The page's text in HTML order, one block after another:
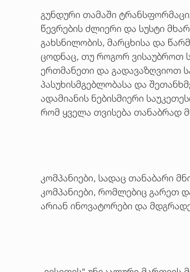
გუნდური თამაში
წევრების ძლიერი და სუსტი
გახსნილობის, მარცხისა და
ცოდნაც, თუ როგორ ვისაუბროთ
ერთმანეთი და გადავაზღვიოთ
პასუხისმგებლობასა და
ადამიანის ნებისმიერი
რომ ყველა თვისება თანაბრად
კომპანიები, სადაც თანაბარი
კომპანიები, რომლებიც გარეთ
არიან ინოვატორები და